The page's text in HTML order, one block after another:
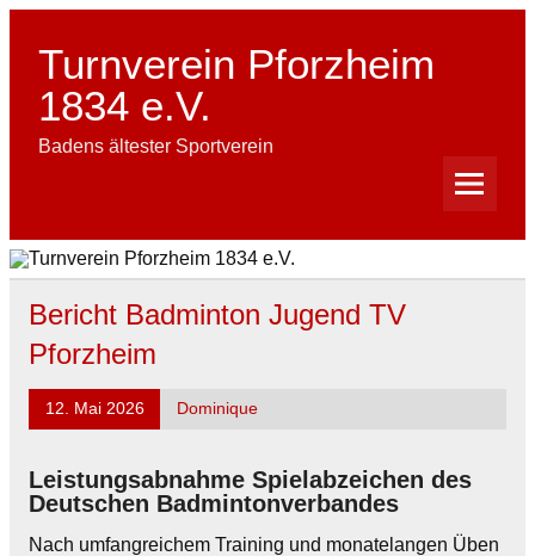
Skip
contentTurnverein Pforzheim
1834 e.V.
Badens ältester Sportverein
Bericht Badminton Jugend TV
Pforzheim
12. Mai 2026 Dominique
Leistungsabnahme Spielabzeichen des
Deutschen Badmintonverbandes
Nach umfangreichem Training und monatelangen Üben